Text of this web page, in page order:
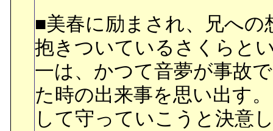
■美春に励まされ、兄へ
抱きついているさくらと
一は、かつて音夢が事故
た時の出来事を思い出す
して守っていこうと決意